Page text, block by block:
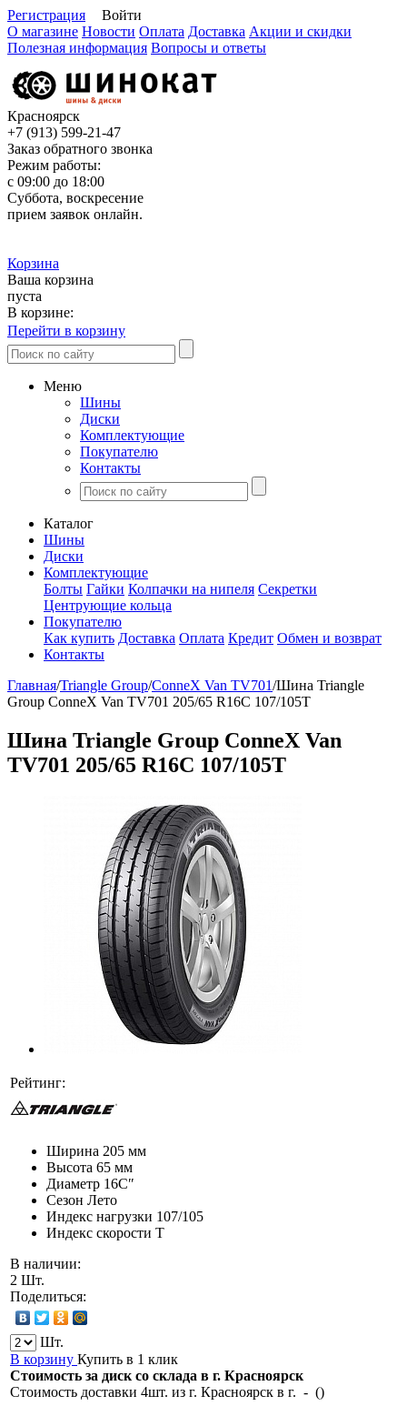
Регистрация
Войти
О магазине Новости Оплата Доставка Акции и скидки
Полезная информация Вопросы и ответы
Красноярск
+7 (913) 599-21-47
Заказ обратного звонка
Режим работы:
с 09:00 до 18:00
Суббота, воскресение
прием заявок онлайн.
Корзина
Ваша корзина
пуста
В корзине:
Перейти в корзину
Меню
Шины
Диски
Комплектующие
Покупателю
Контакты
Каталог
Шины
Диски
Комплектующие
Болты Гайки Колпачки на нипеля Секретки
Центрующие кольца
Покупателю
Как купить Доставка Оплата Кредит Обмен и возврат
Контакты
Главная/Triangle Group/ConneX Van TV701/Шина Triangle
Group ConneX Van TV701 205/65 R16C 107/105T
Шина Triangle Group ConneX Van
TV701 205/65 R16C 107/105T
Рейтинг:
Ширина 205 мм
Высота 65 мм
Диаметр 16C″
Сезон Лето
Индекс нагрузки 107/105
Индекс скорости T
В наличии:
2 Шт.
Поделиться:
Шт.
В корзину Купить в 1 клик
Стоимость за диск со склада в г. Красноярск
Стоимость доставки 4шт. из г. Красноярск в г. - ()